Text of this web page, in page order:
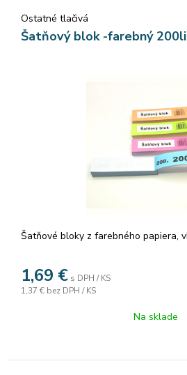
Ostatné tlačivá
Šatňový blok -farebný
Šatňové bloky z farebného papiera,
1,69 € s DPH / KS
1,37 € bez DPH / KS
Na sklade